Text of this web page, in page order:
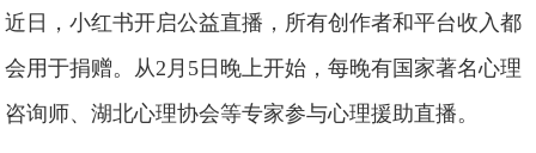
近日，小红书开启公益直播，所有创作者和平台收入都
会用于捐赠。从2月5日晚上开始，每晚有国家著名心理
咨询师、湖北心理协会等专家参与心理援助直播。